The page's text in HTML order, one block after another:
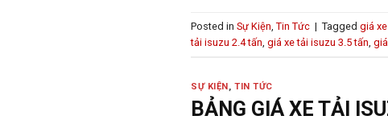
Posted in Sự Kiện Tin Tức | Tagged giá
tải isuzu 2.4 tấn giá xe tải isuzu 3.5 tấn
SỰ KIỆN ,TIN TỨC
BẢNG GIÁ XE TẢI